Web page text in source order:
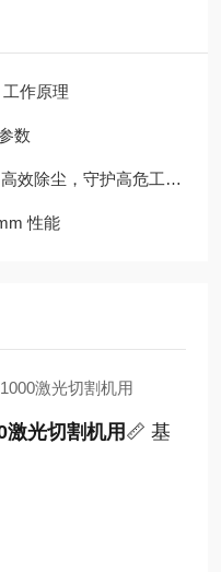
作原理
数
尘，守护高危工况安全
性能
光切割机用📏 基